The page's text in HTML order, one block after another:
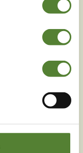
Snapchat